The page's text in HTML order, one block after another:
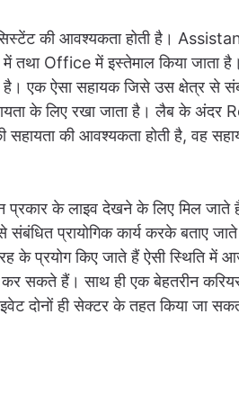
की आवश्यकता होती है।
में तथा Office में इस्तेमाल किया जाता
एक ऐसा सहायक जिसे उस क्षेत्र से
के लिए रखा जाता है। लैब के अंदर
सहायता की आवश्यकता होती है, वह
के लाइव देखने के लिए मिल जाते
से संबंधित प्रायोगिक कार्य करके बताए
के प्रयोग किए जाते हैं ऐसी स्थिति
सकते हैं। साथ ही एक बेहतरीन
दोनों ही सेक्टर के तहत किया जा